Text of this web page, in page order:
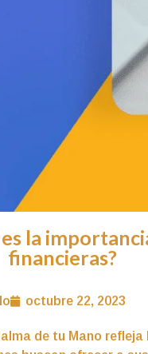
la
financieras?
octubre 22, 2023
de tu Mano